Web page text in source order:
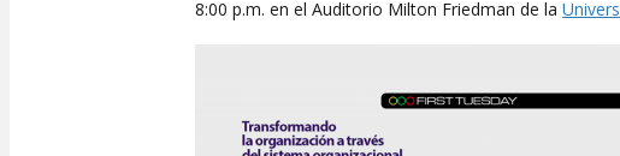
8:00 p.m. en el Auditorio Milton Friedman de la